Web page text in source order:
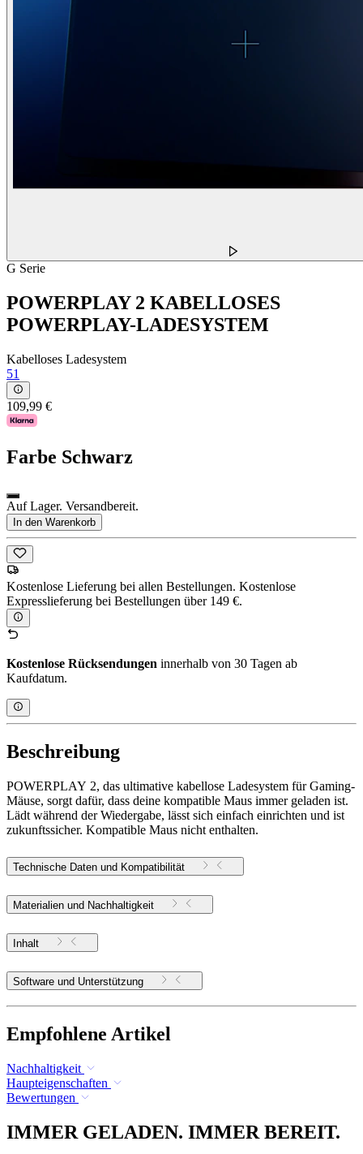
G Serie
POWERPLAY 2 KABELLOSES
POWERPLAY-LADESYSTEM
Kabelloses Ladesystem
51
109,99 €
Farbe Schwarz
Auf Lager. Versandbereit.
In den Warenkorb
Kostenlose Lieferung bei allen Bestellungen. Kostenlose
Expresslieferung bei Bestellungen über 149 €.
Kostenlose Rücksendungen innerhalb von 30 Tagen ab
Kaufdatum.
Beschreibung
POWERPLAY 2, das ultimative kabellose Ladesystem für Gaming-
Mäuse, sorgt dafür, dass deine kompatible Maus immer geladen ist.
Lädt während der Wiedergabe, lässt sich einfach einrichten und ist
zukunftssicher. Kompatible Maus nicht enthalten.
Technische Daten und Kompatibilität
Materialien und Nachhaltigkeit
Inhalt
Software und Unterstützung
Empfohlene Artikel
Nachhaltigkeit
Haupteigenschaften
Bewertungen
IMMER GELADEN. IMMER BEREIT.